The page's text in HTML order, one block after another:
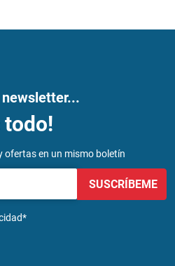
todo!
ofertas en un mismo boletín
SUSCRÍBEME